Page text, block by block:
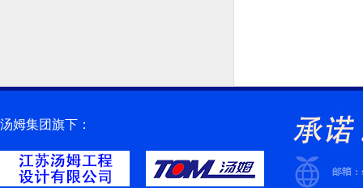
汤姆集团旗下：